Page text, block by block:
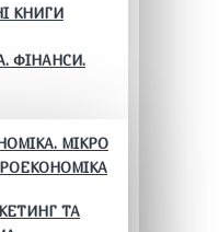
КНИГИ
ФІНАНСИ.
МІКРО
ТА